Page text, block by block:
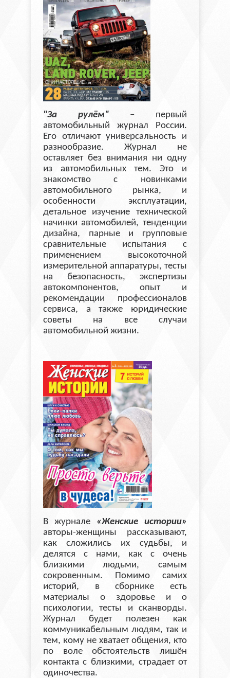
"За рулём"– первый
автомобильный журнал России.
Его отличают универсальность и
разнообразие. Журнал не
оставляет без внимания ни одну
из автомобильных тем. Это и
знакомство с новинками
автомобильного рынка, и
особенности эксплуатации,
детальное изучение технической
начинки автомобилей, тенденции
дизайна, парные и групповые
сравнительные испытания с
применением высокоточной
измерительной аппаратуры, тесты
на безопасность, экспертизы
автокомпонентов, опыт и
рекомендации профессионалов
сервиса, а также юридические
советы на все случаи
автомобильной жизни.
В журнале «Женские истории»
авторы-женщины рассказывают,
как сложились их судьбы, и
делятся с нами, как с очень
близкими людьми, самым
сокровенным. Помимо самих
историй, в сборнике есть
материалы о здоровье и о
психологии, тесты и сканворды.
Журнал будет полезен как
коммуникабельным людям, так и
тем, кому не хватает общения, кто
по воле обстоятельств лишён
контакта с близкими, страдает от
одиночества.